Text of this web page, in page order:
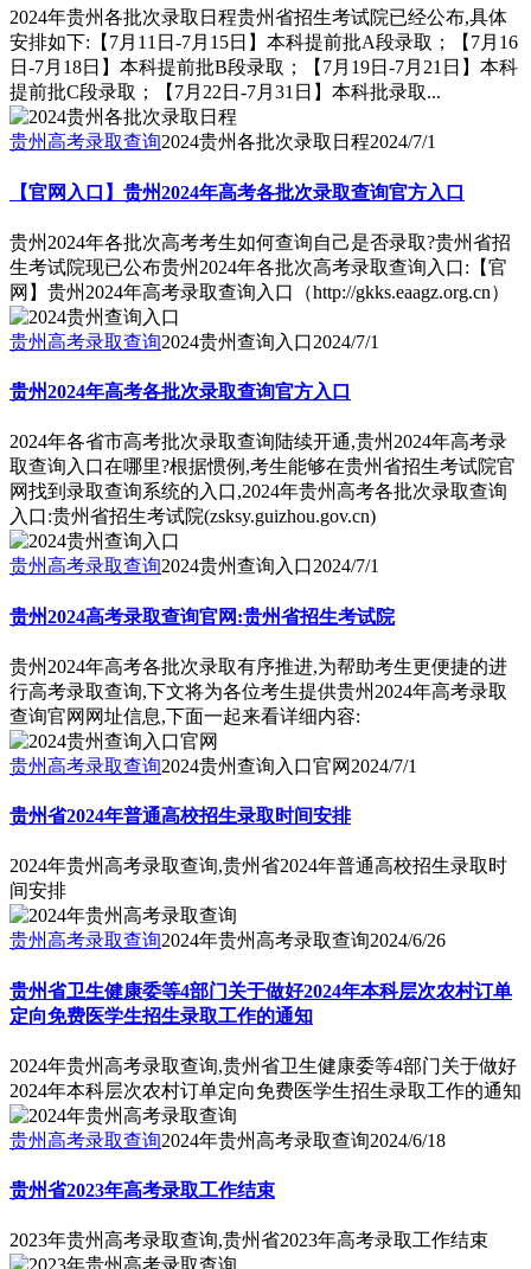
2024年贵州各批次录取日程贵州省招生考试院已经公布,具体
安排如下:【7月11日-7月15日】本科提前批A段录取；【7月16
日-7月18日】本科提前批B段录取；【7月19日-7月21日】本科
提前批C段录取；【7月22日-7月31日】本科批录取...
贵州高考录取查询2024贵州各批次录取日程2024/7/1
【官网入口】贵州2024年高考各批次录取查询官方入口
贵州2024年各批次高考考生如何查询自己是否录取?贵州省招
生考试院现已公布贵州2024年各批次高考录取查询入口:【官
网】贵州2024年高考录取查询入口（http://gkks.eaagz.org.cn）
贵州高考录取查询2024贵州查询入口2024/7/1
贵州2024年高考各批次录取查询官方入口
2024年各省市高考批次录取查询陆续开通,贵州2024年高考录
取查询入口在哪里?根据惯例,考生能够在贵州省招生考试院官
网找到录取查询系统的入口,2024年贵州高考各批次录取查询
入口:贵州省招生考试院(zsksy.guizhou.gov.cn)
贵州高考录取查询2024贵州查询入口2024/7/1
贵州2024高考录取查询官网:贵州省招生考试院
贵州2024年高考各批次录取有序推进,为帮助考生更便捷的进
行高考录取查询,下文将为各位考生提供贵州2024年高考录取
查询官网网址信息,下面一起来看详细内容:
贵州高考录取查询2024贵州查询入口官网 2024/7/1
贵州省2024年普通高校招生录取时间安排
2024年贵州高考录取查询,贵州省2024年普通高校招生录取时
间安排
贵州高考录取查询2024年贵州高考录取查询2024/6/26
贵州省卫生健康委等4部门关于做好2024年本科层次农村订单
定向免费医学生招生录取工作的通知
2024年贵州高考录取查询,贵州省卫生健康委等4部门关于做好
2024年本科层次农村订单定向免费医学生招生录取工作的通知
贵州高考录取查询2024年贵州高考录取查询2024/6/18
贵州省2023年高考录取工作结束
2023年贵州高考录取查询,贵州省2023年高考录取工作结束